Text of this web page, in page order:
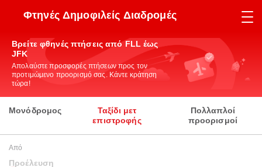
Φτηνές Δημοφιλείς Διαδρομές
Βρείτε φθηνές πτήσεις από FLL έως
JFK
Απολαύστε προσφορές πτήσεων προς τον
προτιμώμενο προορισμό σας. Κάντε κράτηση
τώρα!
Μονόδρομος
Ταξίδι μετ
επιστροφής
Πολλαπλοί
προορισμοί
Από
Προέλευση